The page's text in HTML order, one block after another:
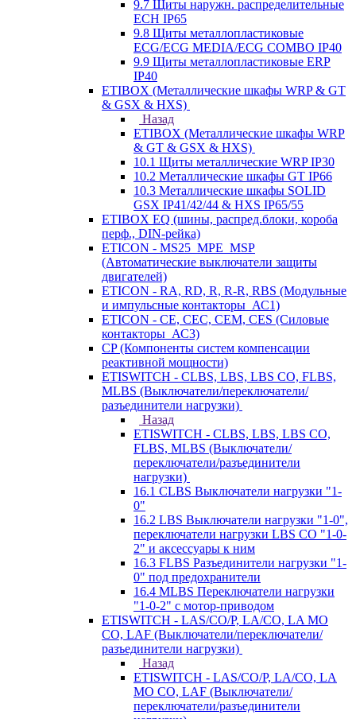
9.7 Щиты наружн. распределительные
ECH IP65
9.8 Щиты металлопластиковые
ECG/ECG MEDIA/ECG COMBO IP40
9.9 Щиты металлопластиковые ERP
IP40
ETIBOX (Металлические шкафы WRP & GT
& GSX & HXS)
Назад
ETIBOX (Металлические шкафы WRP
& GT & GSX & HXS)
10.1 Щиты металлические WRP IP30
10.2 Металлические шкафы GT IP66
10.3 Металлические шкафы SOLID
GSX IP41/42/44 & HXS IP65/55
ETIBOX EQ (шины, распред.блоки, короба
перф., DIN-рейка)
ETICON - MS25_MPE_MSP
(Автоматические выключатели защиты
двигателей)
ETICON - RA, RD, R, R-R, RBS (Модульные
и импульсные контакторы_АС1)
ETICON - CE, CEC, CEM, CES (Силовые
контакторы_АС3)
CP (Компоненты систем компенсации
реактивной мощности)
ETISWITCH - CLBS, LBS, LBS CO, FLBS,
MLBS (Выключатели/переключатели/
разъединители нагрузки)
Назад
ETISWITCH - CLBS, LBS, LBS CO,
FLBS, MLBS (Выключатели/
переключатели/разъединители
нагрузки)
16.1 CLBS Выключатели нагрузки "1-
0"
16.2 LBS Выключатели нагрузки "1-0",
переключатели нагрузки LBS CO "1-0-
2" и аксессуары к ним
16.3 FLBS Разъединители нагрузки "1-
0" под предохранители
16.4 MLBS Переключатели нагрузки
"1-0-2" с мотор-приводом
ETISWITCH - LAS/CO/P, LA/CO, LA MO
CO, LAF (Выключатели/переключатели/
разъединители нагрузки)
Назад
ETISWITCH - LAS/CO/P, LA/CO, LA
MO CO, LAF (Выключатели/
переключатели/разъединители